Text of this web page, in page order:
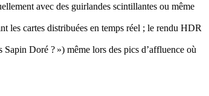
avec des guirlandes scintillantes ou même
les cartes distribuées en temps réel ; le rendu HDR
Doré ? ») même lors des pics d’affluence où